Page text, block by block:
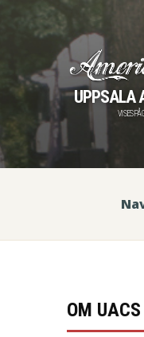
UPPSALA
VI SES
OM UACS